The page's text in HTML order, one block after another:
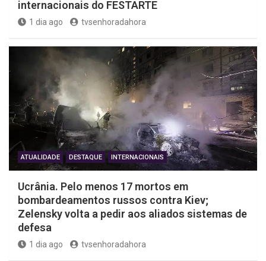
internacionais do FESTARTE
1 dia ago tvsenhoradahora
ATUALIDADE DESTAQUE INTERNACIONAIS
Ucrânia. Pelo menos 17 mortos em
bombardeamentos russos contra Kiev;
Zelensky volta a pedir aos aliados sistemas de
defesa
1 dia ago tvsenhoradahora